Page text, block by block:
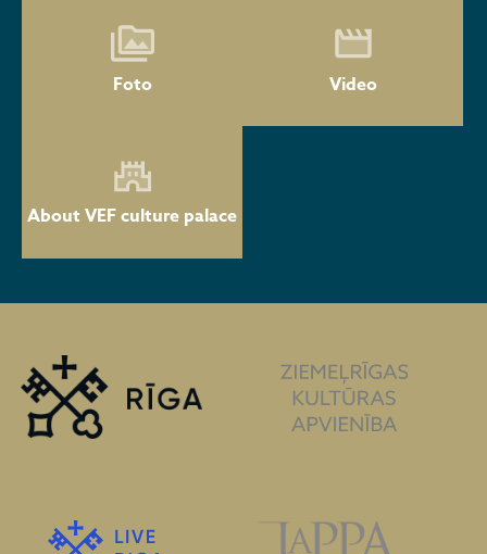
Foto Video
About VEF culture palace